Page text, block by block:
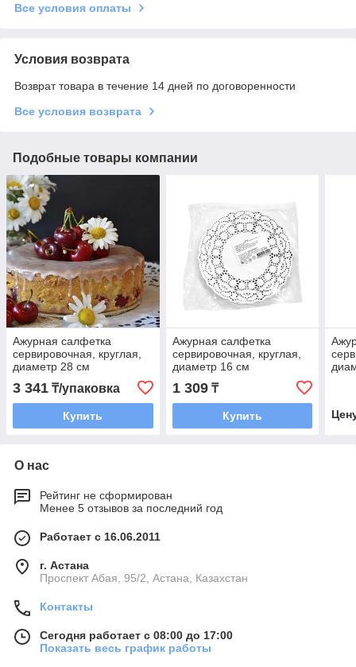
Все условия оплаты
Условия возврата
Возврат товара в течение 14 дней по договоренности
Все условия возврата
Подобные товары компании
Ажурная салфетка
сервировочная, круглая,
диаметр 28 см
3 341 ₸/упаковка
Купить
Ажурная салфетка
сервировочная, круглая,
диаметр 16 см
1 309₸
Купить
О нас
Рейтинг не сформирован
Менее 5 отзывов за последний год
Работает с 16.06.2011
г. Астана
​Проспект Абая, 95/2, Астана, Казахстан
Контакты
Сегодня работает с 08:00 до 17:00
Показать весь график работы